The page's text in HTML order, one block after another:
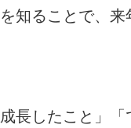
知ることで、
長したこと」